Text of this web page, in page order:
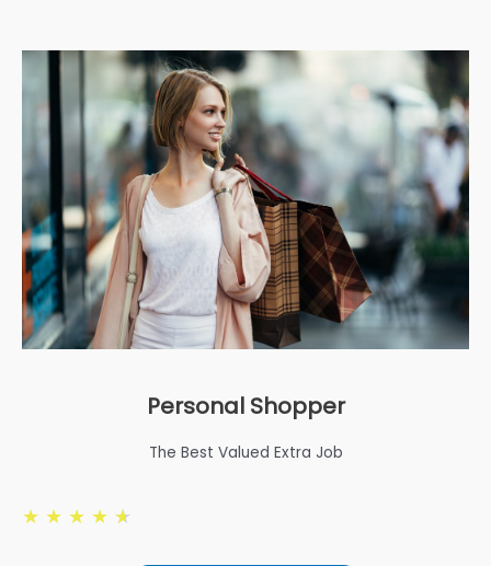
Personal Shopper
The Best Valued Extra Job
★ ★ ★ ★ ★